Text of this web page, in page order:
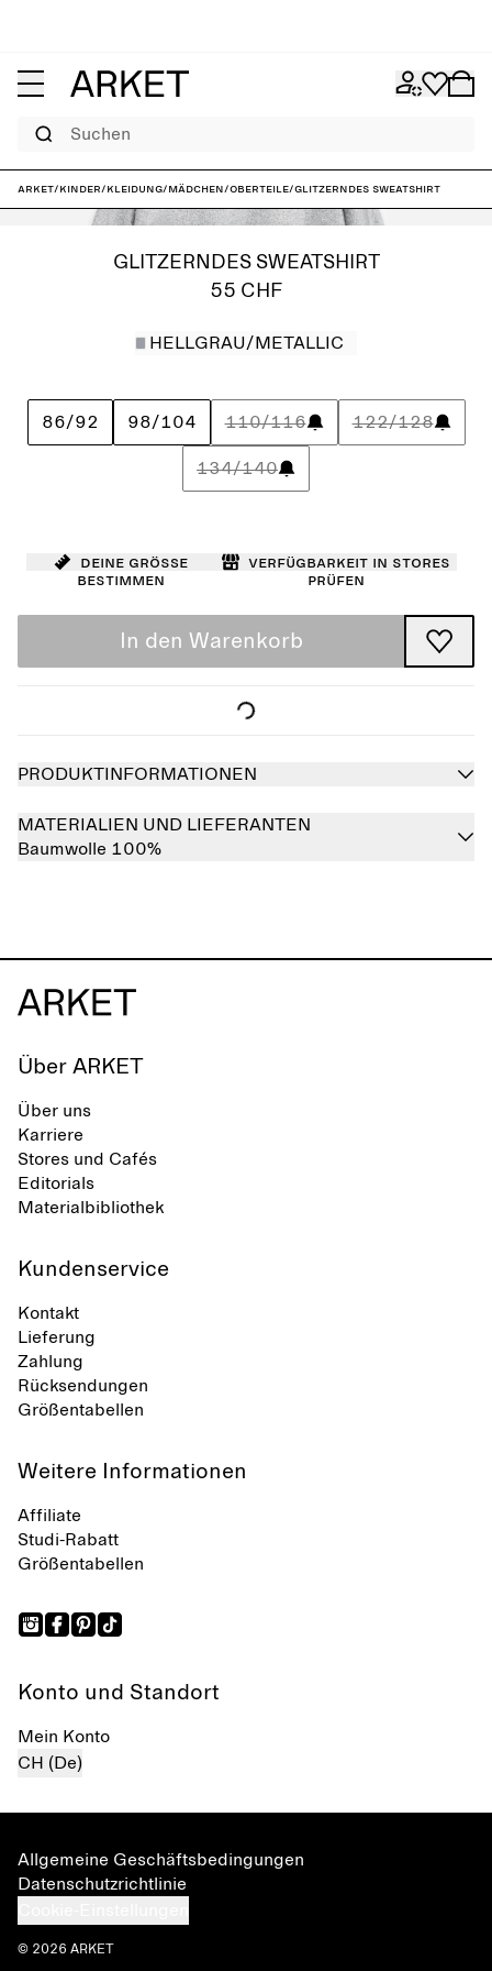
Suchen
ARKET/Kinder/Kleidung/Mädchen/Oberteile/Glitzerndes Sweatshirt
GLITZERNDES SWEATSHIRT
55 CHF
HELLGRAU/METALLIC
86/92 98/104 110/116 122/128
134/140
Deine Größe
bestimmen
Verfügbarkeit in Stores
prüfen
In den Warenkorb
PRODUKTINFORMATIONEN
MATERIALIEN UND LIEFERANTEN
Baumwolle 100%
Über ARKET
Über uns
Karriere
Stores und Cafés
Editorials
Materialbibliothek
Kundenservice
Kontakt
Lieferung
Zahlung
Rücksendungen
Größentabellen
Weitere Informationen
Affiliate
Studi-Rabatt
Größentabellen
Konto und Standort
Mein Konto
CH (De)
Allgemeine Geschäftsbedingungen
Datenschutzrichtlinie
© 2026 ARKET